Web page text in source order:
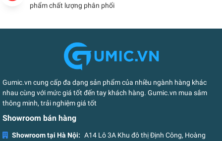
phẩm chất lượng phân phối
Gumic.vn cung cấp đa dạng sản phẩm của nhiều ngành hàng khác
nhau cùng với mức giá tốt đến tay khách hàng. Gumic.vn mua sắm
thông minh, trải nghiệm giá tốt
Showroom bán hàng
Showroom tại Hà Nội: A14 Lô 3A Khu đô thị Định Công, Hoàng